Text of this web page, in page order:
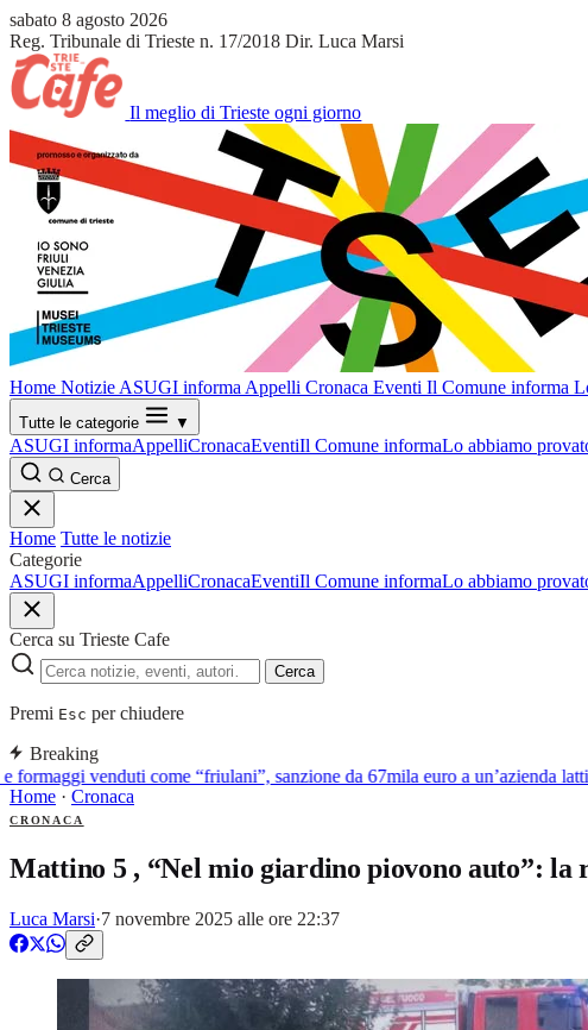
sabato 8 agosto 2026
Reg. Tribunale di Trieste n. 17/2018 Dir. Luca Marsi
Il meglio di Trieste ogni giorno
Home Notizie ASUGI informa Appelli Cronaca Eventi Il Comune informa
Tutte le categorie ▼
ASUGI informaAppelliCronacaEventiIl Comune informaLo abbiamo
Cerca
Home Tutte le notizie
Categorie
ASUGI informaAppelliCronacaEventiIl Comune informaLo abbiamo
Cerca su Trieste Cafe
Cerca
Premi Esc per chiudere
Breaking
venduti come “friulani”, sanzione da 67mila euro a un’azienda
Home · Cronaca
CRONACA
Mattino 5 , “Nel mio giardino piovono auto”: la
Luca Marsi·7 novembre 2025 alle ore 22:37